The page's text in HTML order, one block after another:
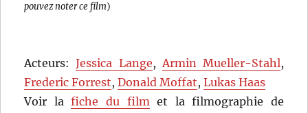
pouvez noter ce film)
Acteurs:Jessica Lange,Armin Mueller-Stahl,
Frederic Forrest,Donald Moffat,Lukas Haas
Voir lafiche du filmet la filmographie de